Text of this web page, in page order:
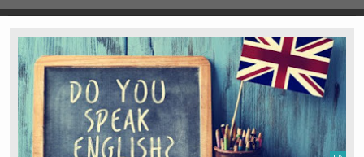
Ν. ΣΕΡΡΩΝ Η ΓΗ ΜΑΣ
ΤΥΧΑΙΕΣ ΑΝΑΡΤΗΣΕΙΣ/ΑΡΘΡΑ
Serres Racing Circuit
Panserraikos FC